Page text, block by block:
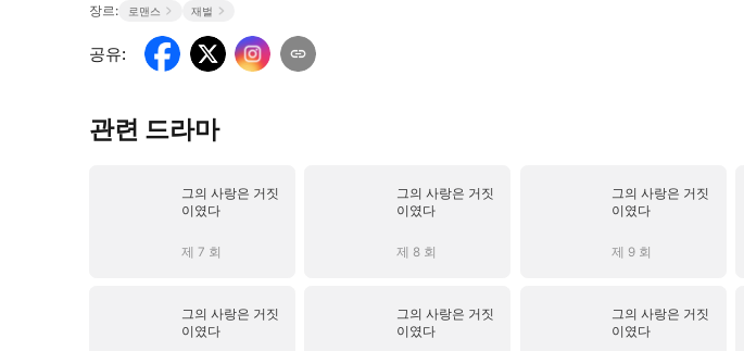
장르: 로맨스 재벌
공유:
관련 드라마
그의 사랑은 거짓
이였다
제 7 회
그의 사랑은 거짓
이였다
제 8 회
그의 사랑은 거짓
이였다
제 9 회
그의 사랑은 거짓
이였다
그의 사랑은 거짓
이였다
그의 사랑은 거짓
이였다